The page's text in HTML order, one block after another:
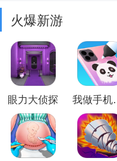
火爆新游
眼力大侦探 我